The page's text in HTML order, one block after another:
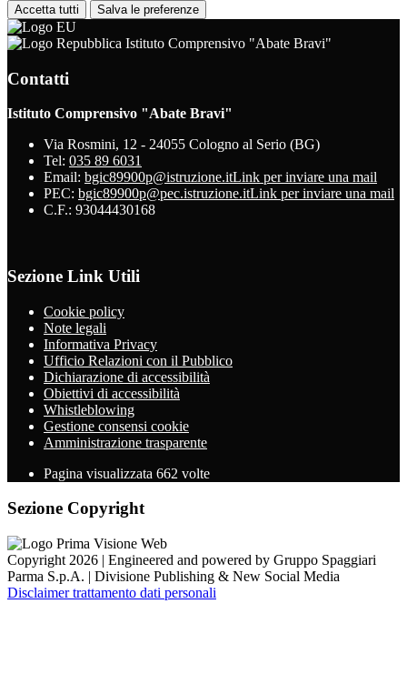
Accetta tutti Salva le preferenze
Istituto Comprensivo "Abate Bravi"
Contatti
Istituto Comprensivo "Abate Bravi"
Via Rosmini, 12 - 24055 Cologno al Serio (BG)
Tel: 035 89 6031
Email: bgic89900p@istruzione.itLink per inviare una mail
PEC: bgic89900p@pec.istruzione.itLink per inviare una mail
C.F.: 93044430168
Sezione Link Utili
Cookie policy
Note legali
Informativa Privacy
Ufficio Relazioni con il Pubblico
Dichiarazione di accessibilità
Obiettivi di accessibilità
Whistleblowing
Gestione consensi cookie
Amministrazione trasparente
Pagina visualizzata 662 volte
Sezione Copyright
Copyright 2026 | Engineered and powered by Gruppo Spaggiari
Parma S.p.A. | Divisione Publishing & New Social Media
Disclaimer trattamento dati personali